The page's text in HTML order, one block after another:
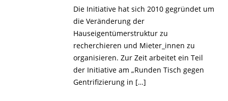
Die Initiative hat sich 2010 gegründet um
die Veränderung der
Hauseigentümerstruktur zu
recherchieren und Mieter_innen zu
organisieren. Zur Zeit arbeitet ein Teil
der Initiative am „Runden Tisch gegen
Gentrifizierung in […]